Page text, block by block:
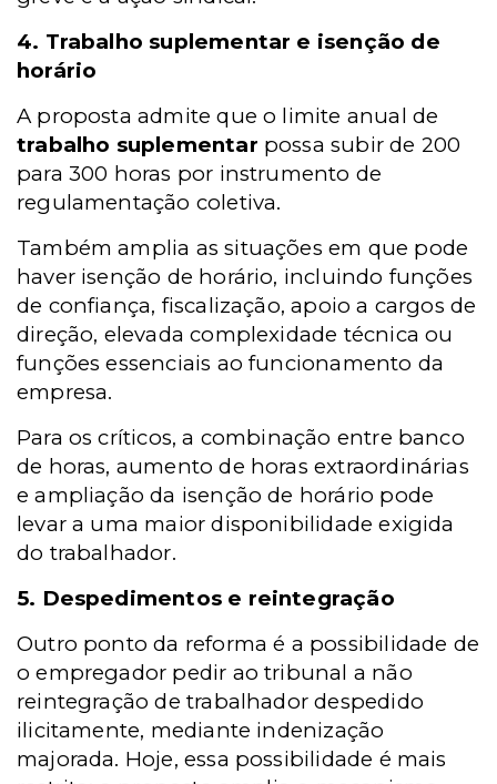
4. Trabalho suplementar e isenção de
horário
A proposta admite que o limite anual de
trabalho suplementar possa subir de 200
para 300 horas por instrumento de
regulamentação coletiva.
Também amplia as situações em que pode
haver isenção de horário, incluindo funções
de confiança, fiscalização, apoio a cargos de
direção, elevada complexidade técnica ou
funções essenciais ao funcionamento da
empresa.
Para os críticos, a combinação entre banco
de horas, aumento de horas extraordinárias
e ampliação da isenção de horário pode
levar a uma maior disponibilidade exigida
do trabalhador.
5. Despedimentos e reintegração
Outro ponto da reforma é a possibilidade de
o empregador pedir ao tribunal a não
reintegração de trabalhador despedido
ilicitamente, mediante indenização
majorada. Hoje, essa possibilidade é mais